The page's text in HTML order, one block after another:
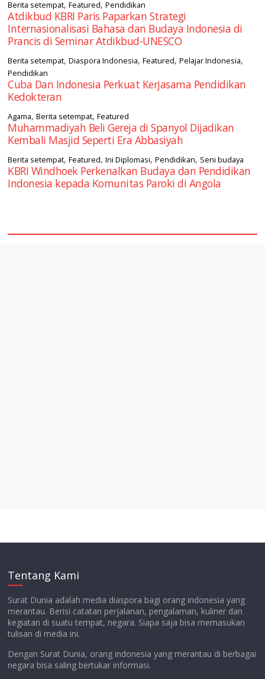
Berita setempat,Featured,Pendidikan
Atdikbud KBRI Paris Paparkan Strategi
Internasionalisasi Bahasa dan Budaya Indonesia di
Prancis di Seminar Atdikbud-UNESCO
Berita setempat,Diaspora Indonesia,Featured,Pelajar Indonesia,
Pendidikan
Cuba Dan Indonesia Perkuat Kerjasama Pendidikan
Kedokteran
Agama,Berita setempat,Featured
Muhammadiyah Beli Gereja di Spanyol Dijadikan
Kembali Masjid Seperti Era Abbasiyah
Berita setempat,Featured,Ini Diplomasi,Pendidikan, Seni budaya
KBRI Windhoek Perkenalkan Budaya dan Pendidikan
Indonesia kepada Komunitas Paroki di Angola
Tentang Kami
Surat Dunia adalah media diaspora bagi orang indonesia yang
merantau. Berisi catatan perjalanan, pengalaman, kuliner dan
kegiatan di suatu tempat, negara. Siapa saja bisa memasukan
tulisan di media ini.
Dengan Surat Dunia, orang indonesia yang merantau di berbagai
negara bisa saling bertukar informasi.